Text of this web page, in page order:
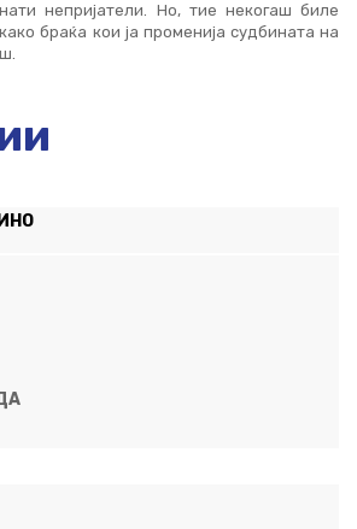
непријатели. Но, тие некогаш биле
браќа кои ја променија судбината на